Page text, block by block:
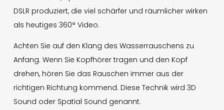
DSLR produziert, die viel schärfer und räumlicher wirken
als heutiges 360° Video.
Achten Sie auf den Klang des Wasserrauschens zu
Anfang. Wenn Sie Kopfhörer tragen und den Kopf
drehen, hören Sie das Rauschen immer aus der
richtigen Richtung kommend. Diese Technik wird 3D
Sound oder Spatial Sound genannt.